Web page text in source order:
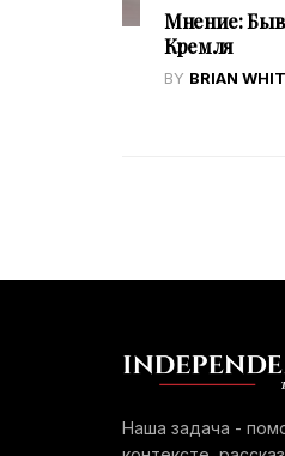
Мнение:
Кремля
BY BRIAN
Наша задача -